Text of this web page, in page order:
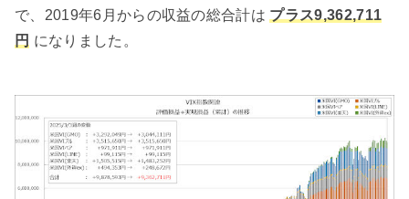
で、2019年6月からの収益の総合計は プラス9,362,711
円 になりました。